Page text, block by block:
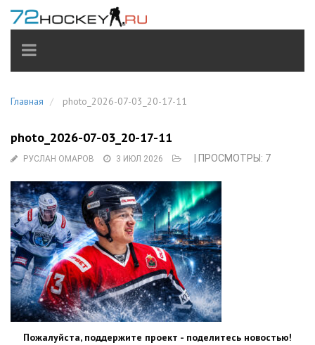
TOGGLE
NAVIGATION
Главная photo_2026-07-03_20-17-11
photo_2026-07-03_20-17-11
РУСЛАН ОМАРОВ 3 ИЮЛ 2026 | ПРОСМОТРЫ: 7
Пожалуйста, поддержите проект - поделитесь новостью!